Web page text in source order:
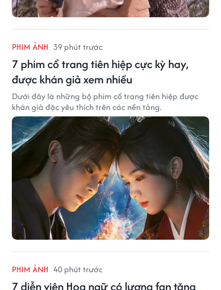
PHIM ẢNH 39 phút trước
7 phim cổ trang tiên hiệp cực kỳ hay,
được khán giả xem nhiều
Dưới đây là những bộ phim cổ trang tiên hiệp được
khán giả đặc yêu thích trên các nền tảng.
PHIM ẢNH 40 phút trước
7 diễn viên Hoa ngữ có lượng fan tăng